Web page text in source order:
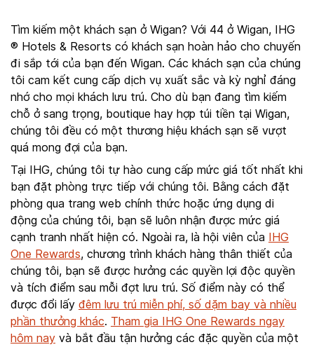
Tìm kiếm một khách sạn ở Wigan? Với 44 ở Wigan, IHG
® Hotels & Resorts có khách sạn hoàn hảo cho chuyến
đi sắp tới của bạn đến Wigan. Các khách sạn của chúng
tôi cam kết cung cấp dịch vụ xuất sắc và kỳ nghỉ đáng
nhớ cho mọi khách lưu trú. Cho dù bạn đang tìm kiếm
chỗ ở sang trọng, boutique hay hợp túi tiền tại Wigan,
chúng tôi đều có một thương hiệu khách sạn sẽ vượt
quá mong đợi của bạn.
Tại IHG, chúng tôi tự hào cung cấp mức giá tốt nhất khi
bạn đặt phòng trực tiếp với chúng tôi. Bằng cách đặt
phòng qua trang web chính thức hoặc ứng dụng di
động của chúng tôi, bạn sẽ luôn nhận được mức giá
cạnh tranh nhất hiện có. Ngoài ra, là hội viên của IHG
One Rewards, chương trình khách hàng thân thiết của
chúng tôi, bạn sẽ được hưởng các quyền lợi độc quyền
và tích điểm sau mỗi đợt lưu trú. Số điểm này có thể
được đổi lấy đêm lưu trú miễn phí, số dặm bay và nhiều
phần thưởng khác. Tham gia IHG One Rewards ngay
hôm nay và bắt đầu tận hưởng các đặc quyền của một